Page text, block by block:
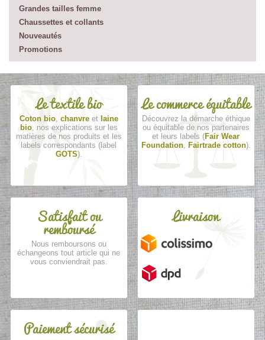
Grandes tailles femme
Chaussettes et collants
Nouveautés
Promotions
Le textile bio
Coton bio, chanvreet laine
bio, nos explications sur les
matières de nos produits et les
labels correspondants (label
GOTS).
Le commerce équitable
Découvrez la démarche éthique
ou équitable de nos partenaires
et leurs labels (Fair Wear
Foundation, Fairtrade cotton).
Satisfait ou
remboursé
Nous remboursons ou
échangeons tout article qui ne
vous conviendrait pas.
Livraison
Paiement sécurisé